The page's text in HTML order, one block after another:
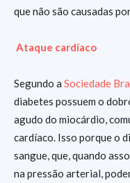
que não são causadas
Ataque cardíaco
Segundo a Sociedade
diabetes possuem o
agudo do miocárdio,
cardíaco. Isso porque o
sangue, que, quando
na pressão arterial,